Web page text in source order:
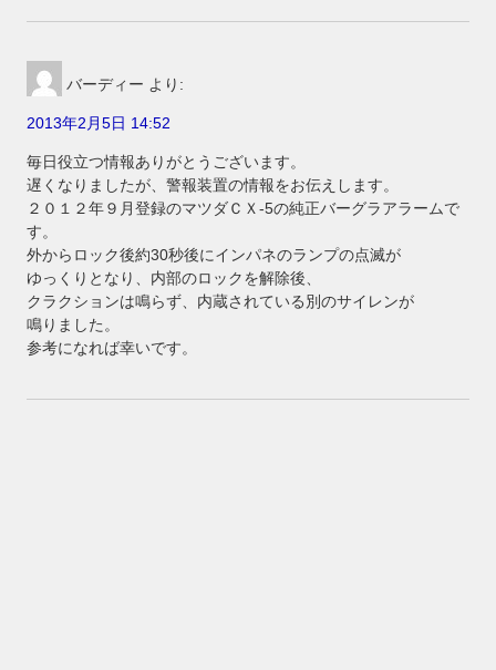
バーディー より:
2013年2月5日 14:52
毎日役立つ情報ありがとうございます。
遅くなりましたが、警報装置の情報をお伝えします。
２０１２年９月登録のマツダＣＸ-5の純正バーグラアラームで
す。
外からロック後約30秒後にインパネのランプの点滅が
ゆっくりとなり、内部のロックを解除後、
クラクションは鳴らず、内蔵されている別のサイレンが
鳴りました。
参考になれば幸いです。